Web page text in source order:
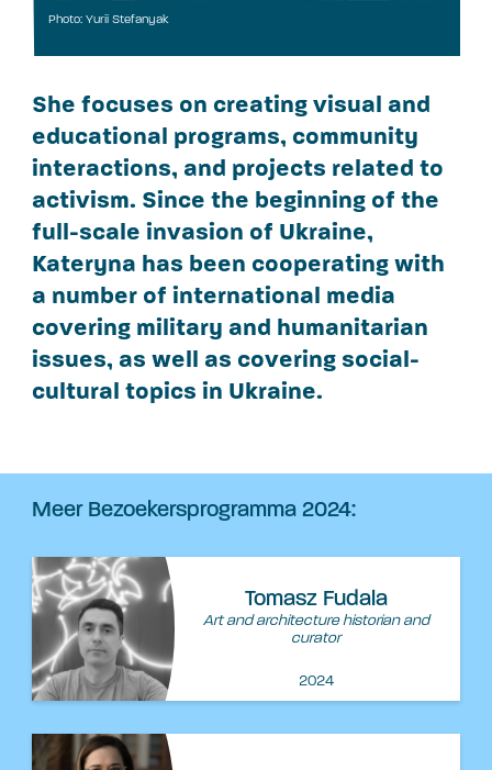
Photo: Yurii Stefanyak
She focuses on creating visual and
educational programs, community
interactions, and projects related to
activism. Since the beginning of the
full-scale invasion of Ukraine,
Kateryna has been cooperating with
a number of international media
covering military and humanitarian
issues, as well as covering social-
cultural topics in Ukraine.
Meer Bezoekersprogramma 2024:
Tomasz Fudala
Art and architecture historian and
curator
2024